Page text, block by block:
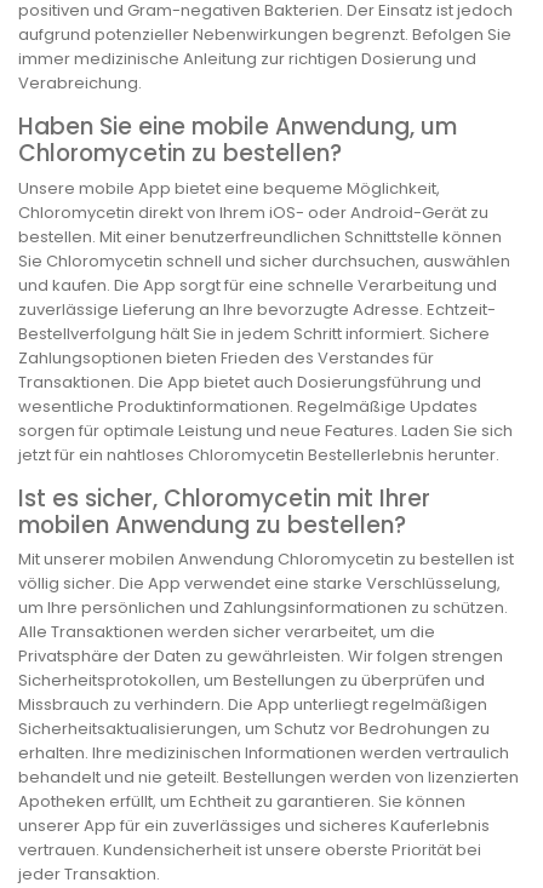
positiven und Gram-negativen Bakterien. Der Einsatz ist jedoch
aufgrund potenzieller Nebenwirkungen begrenzt. Befolgen Sie
immer medizinische Anleitung zur richtigen Dosierung und
Verabreichung.
Haben Sie eine mobile Anwendung, um
Chloromycetin zu bestellen?
Unsere mobile App bietet eine bequeme Möglichkeit,
Chloromycetin direkt von Ihrem iOS- oder Android-Gerät zu
bestellen. Mit einer benutzerfreundlichen Schnittstelle können
Sie Chloromycetin schnell und sicher durchsuchen, auswählen
und kaufen. Die App sorgt für eine schnelle Verarbeitung und
zuverlässige Lieferung an Ihre bevorzugte Adresse. Echtzeit-
Bestellverfolgung hält Sie in jedem Schritt informiert. Sichere
Zahlungsoptionen bieten Frieden des Verstandes für
Transaktionen. Die App bietet auch Dosierungsführung und
wesentliche Produktinformationen. Regelmäßige Updates
sorgen für optimale Leistung und neue Features. Laden Sie sich
jetzt für ein nahtloses Chloromycetin Bestellerlebnis herunter.
Ist es sicher, Chloromycetin mit Ihrer
mobilen Anwendung zu bestellen?
Mit unserer mobilen Anwendung Chloromycetin zu bestellen ist
völlig sicher. Die App verwendet eine starke Verschlüsselung,
um Ihre persönlichen und Zahlungsinformationen zu schützen.
Alle Transaktionen werden sicher verarbeitet, um die
Privatsphäre der Daten zu gewährleisten. Wir folgen strengen
Sicherheitsprotokollen, um Bestellungen zu überprüfen und
Missbrauch zu verhindern. Die App unterliegt regelmäßigen
Sicherheitsaktualisierungen, um Schutz vor Bedrohungen zu
erhalten. Ihre medizinischen Informationen werden vertraulich
behandelt und nie geteilt. Bestellungen werden von lizenzierten
Apotheken erfüllt, um Echtheit zu garantieren. Sie können
unserer App für ein zuverlässiges und sicheres Kauferlebnis
vertrauen. Kundensicherheit ist unsere oberste Priorität bei
jeder Transaktion.